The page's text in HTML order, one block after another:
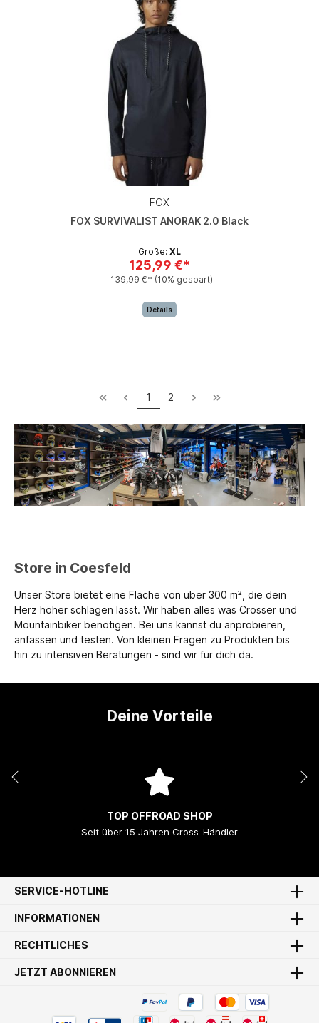
FOX
FOX SURVIVALIST ANORAK 2.0 Black
Größe: XL
125,99 €*
139,99 €* (10% gespart)
Details
1 2
Store in Coesfeld
Unser Store bietet eine Fläche von über 300 m², die dein
Herz höher schlagen lässt. Wir haben alles was Crosser und
Mountainbiker benötigen. Bei uns kannst du anprobieren,
anfassen und testen. Von kleinen Fragen zu Produkten bis
hin zu intensiven Beratungen - sind wir für dich da.
Deine Vorteile
TOP OFFROAD SHOP
Seit über 15 Jahren Cross-Händler
SERVICE-HOTLINE
INFORMATIONEN
RECHTLICHES
JETZT ABONNIEREN